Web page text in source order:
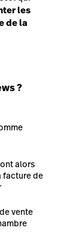
les
de la
?
alors
facture de
vente